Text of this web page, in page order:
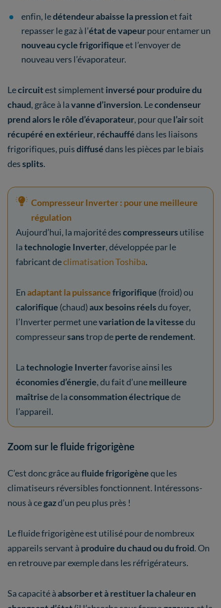
enfin, ledétendeur abaisse la pressionet fait
repasser le gaz à l’état de vapeurpour entamer un
nouveau cyclefrigorifiqueet l’envoyer de
nouveau vers l’évaporateur.
Lecircuitest simplement inversé pour produire du
chaud, grâce à lavanne d’inversion. Lecondenseur
prend alors le rôle d’évaporateur, pour quel’airsoit
récupéré en extérieur, réchauffédans les liaisons
frigorifiques, puisdiffusédans les pièces par le biais
dessplits.
Compresseur Inverter : pour une meilleure
régulation
Aujourd’hui, la majorité descompresseurs utilise
latechnologie Inverter, développée par le
fabricant declimatisation Toshiba.
Enadaptant la puissancefrigorifique (froid) ou
calorifique (chaud)aux besoins réelsdu foyer,
l’Inverter permet unevariation de la vitessedu
compresseursanstrop deperte de rendement.
Latechnologie Inverterfavorise ainsi les
économies d’énergie, du fait d’unemeilleure
maîtrisede laconsommation électriquede
l’appareil.
Zoom sur le fluide frigorigène
C’est donc grâce aufluide frigorigèneque les
climatiseurs réversibles fonctionnent. Intéressons-
nous à cegazd’un peu plus près !
Le fluide frigorigène est utilisé pour de nombreux
appareils servant à produire du chaud ou du froid. On
en retrouve par exemple dans les réfrigérateurs.
Sa capacité àabsorber et à restituer la chaleur en